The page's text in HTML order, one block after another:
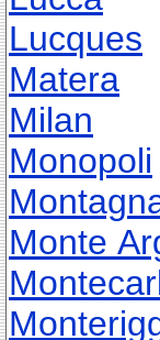
Lucques
Matera
Milan
Monopoli
Monte